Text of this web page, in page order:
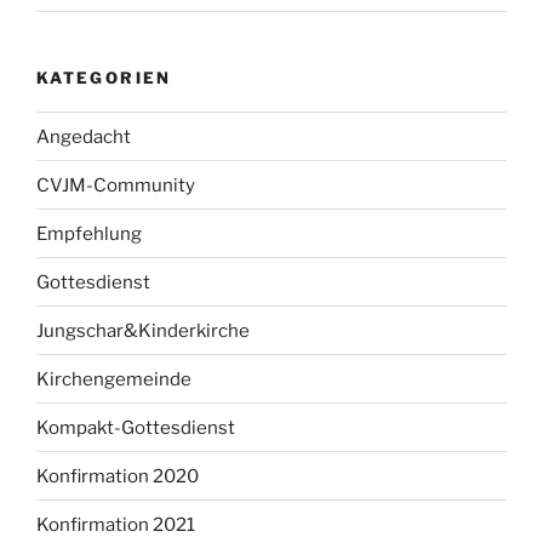
KATEGORIEN
Angedacht
CVJM-Community
Empfehlung
Gottesdienst
Jungschar&Kinderkirche
Kirchengemeinde
Kompakt-Gottesdienst
Konfirmation 2020
Konfirmation 2021